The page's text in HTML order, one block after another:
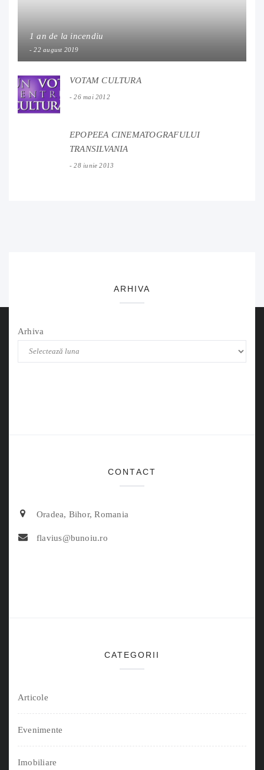
1 an de la incendiu
22 august 2019
VOTAM CULTURA
26 mai 2012
EPOPEEA CINEMATOGRAFULUI
TRANSILVANIA
28 iunie 2013
ARHIVA
Arhiva
CONTACT
Oradea, Bihor, Romania
flavius@bunoiu.ro
CATEGORII
Articole
Evenimente
Imobiliare